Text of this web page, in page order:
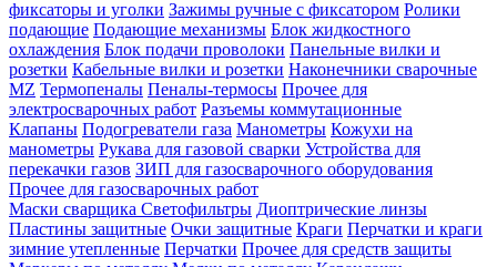
фиксаторы и уголки Зажимы ручные с фиксатором Ролики
подающие Подающие механизмы Блок жидкостного
охлаждения Блок подачи проволоки Панельные вилки и
розетки Кабельные вилки и розетки Наконечники сварочные
MZ Термопеналы Пеналы-термосы Прочее для
электросварочных работ Разъемы коммутационные
Клапаны Подогреватели газа Манометры Кожухи на
манометры Рукава для газовой сварки Устройства для
перекачки газов ЗИП для газосварочного оборудования
Прочее для газосварочных работ
Маски сварщика Светофильтры Диоптрические линзы
Пластины защитные Очки защитные Краги Перчатки и краги
зимние утепленные Перчатки Прочее для средств защиты